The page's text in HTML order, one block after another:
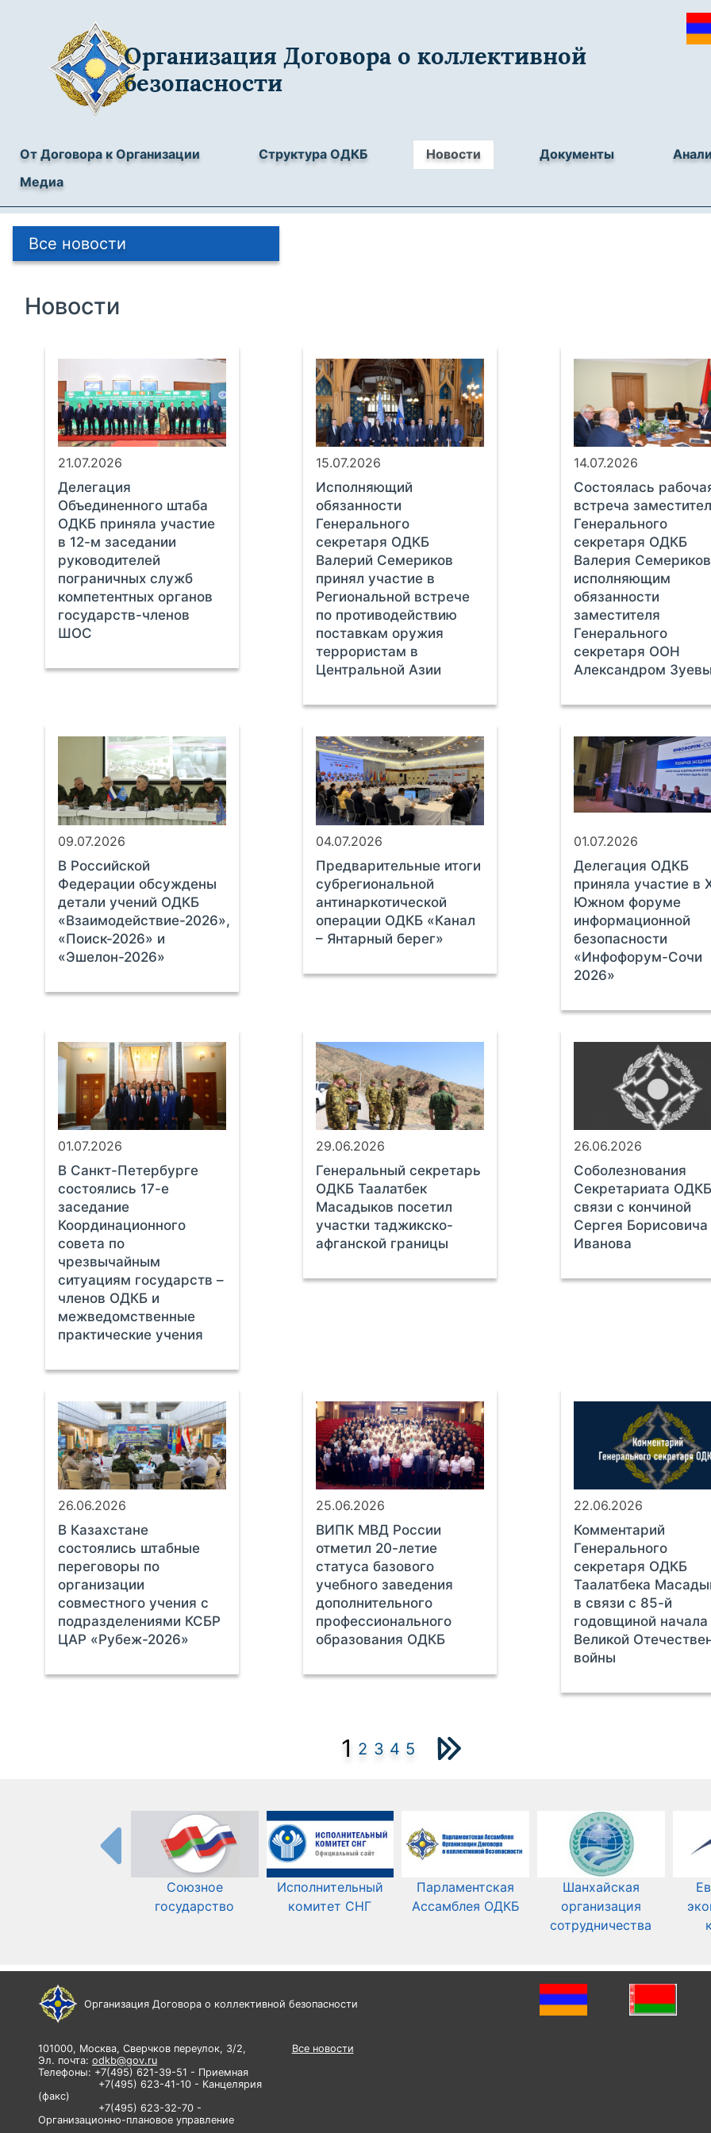
Организация Договора о коллективной
безопасности
От Договора к Организации Структура ОДКБ Новости Документы
Медиа
Все новости
Новости
21.07.2026
Делегация
Объединенного штаба
ОДКБ приняла участие
в 12-м заседании
руководителей
пограничных служб
компетентных органов
государств-членов
ШОС
15.07.2026
Исполняющий
обязанности
Генерального
секретаря ОДКБ
Валерий Семериков
принял участие в
Региональной встрече
по противодействию
поставкам оружия
террористам в
Центральной Азии
14.07.2026
Состоялась
встреча
Генерального
секретаря ОДКБ
Валерия
исполняющим
обязанности
заместителя
Генерального
секретаря ООН
Александром
09.07.2026
В Российской
Федерации обсуждены
детали учений ОДКБ
«Взаимодействие-2026»,
«Поиск-2026» и
«Эшелон-2026»
04.07.2026
Предварительные итоги
субрегиональной
антинаркотической
операции ОДКБ «Канал
– Янтарный берег»
01.07.2026
Делегация ОДКБ
приняла участие в
Южном форуме
информационной
безопасности
«Инфофорум-Сочи
2026»
01.07.2026
В Санкт-Петербурге
состоялись 17-е
заседание
Координационного
совета по
чрезвычайным
ситуациям государств –
членов ОДКБ и
межведомственные
практические учения
29.06.2026
Генеральный секретарь
ОДКБ Таалатбек
Масадыков посетил
участки таджикско-
афганской границы
26.06.2026
Соболезнования
Секретариата
связи с кончиной
Сергея Борисовича
Иванова
26.06.2026
В Казахстане
состоялись штабные
переговоры по
организации
совместного учения с
подразделениями КСБР
ЦАР «Рубеж-2026»
25.06.2026
ВИПК МВД России
отметил 20-летие
статуса базового
учебного заведения
дополнительного
профессионального
образования ОДКБ
22.06.2026
Комментарий
Генерального
секретаря ОДКБ
Таалатбека
в связи с 85-й
годовщиной начала
Великой
войны
1 2 3 4 5
Союзное
государство
Исполнительный
комитет СНГ
Парламентская
Ассамблея ОДКБ
Шанхайская
организация
сотрудничества
Организация Договора о коллективной безопасности
101000, Москва, Сверчков переулок, 3/2,
Эл. почта: odkb@gov.ru
Телефоны: +7(495) 621-39-51 - Приемная
+7(495) 623-41-10 - Канцелярия
(факс)
+7(495) 623-32-70 -
Организационно-плановое управление
Все новости